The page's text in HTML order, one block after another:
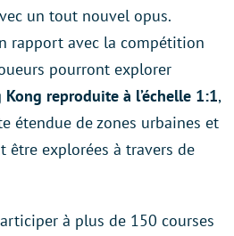
un tout nouvel opus.
rapport avec la compétition
pourront explorer
reproduite à l’échelle 1:1,
étendue de zones urbaines et
être explorées à travers de
à plus de 150 courses